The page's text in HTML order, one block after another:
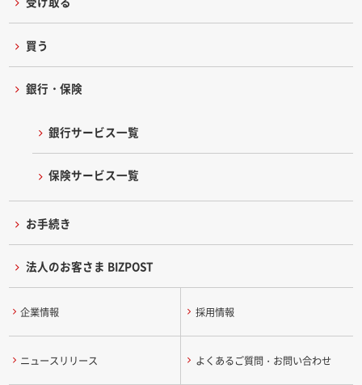
買う
銀行・保険
銀行サービス一覧
保険サービス一覧
お手続き
法人のお客さま BIZPOST
企業情報 採用情報
ニュースリリース よくあるご質問・お問い合わせ